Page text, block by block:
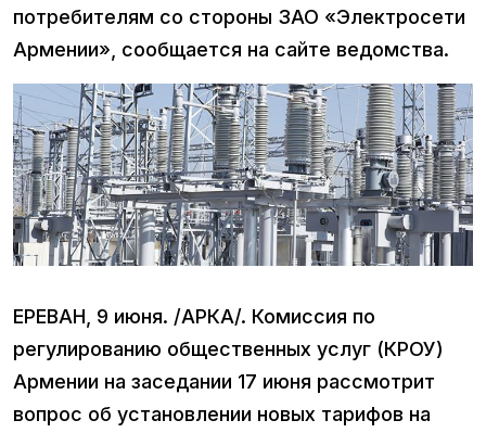
потребителям со стороны ЗАО «Электросети
Армении», сообщается на сайте ведомства.
ЕРЕВАН, 9 июня. /АРКА/. Комиссия по
регулированию общественных услуг (КРОУ)
Армении на заседании 17 июня рассмотрит
вопрос об установлении новых тарифов на